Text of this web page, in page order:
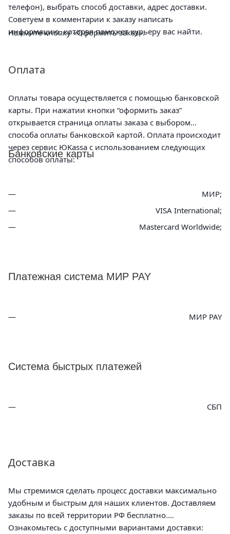
телефон), выбрать способ доставки, адрес доставки.
Советуем в комментарии к заказу написать
информацию, которая поможет курьеру вас найти.
Нажмите кнопку «Оформить заказ».
Оплата
Оплаты товара осуществляется с помощью банковской
карты. При нажатии кнопки “оформить заказ”
открывается страница оплаты заказа с выбором
способа оплаты банковской картой. Оплата происходит
через сервис ЮKassa с использованием следующих
способов оплаты:
Банковские карты
МИР;
VISA International;
Mastercard Worldwide;
Платежная система МИР PAY
МИР PAY
Система быстрых платежей
СБП
Доставка
Мы стремимся сделать процесс доставки максимально
удобным и быстрым для наших клиентов. Доставляем
заказы по всей территории РФ бесплатно.
Ознакомьтесь с доступными вариантами доставки: